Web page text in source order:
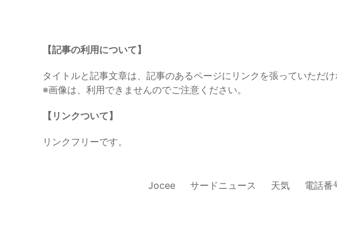
【記事の利用について】
タイトルと記事文章は、記事のあるページにリンクを張っていただけ
※画像は、利用できませんのでご注意ください。
【リンクついて】
リンクフリーです。
Jocee サードニュース 天気 電話番